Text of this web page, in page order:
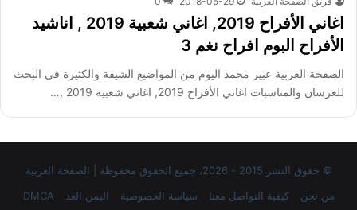
اغاني الأفراح 2019, اغاني شعبية 2019 , اناشيد
الأفراح البوم افراح نغم 3
الصفحة العربية عبير محمد اليوم من المواضيع الشيقة والكثيرة في البحث
للعرسان والمناسبات اغاني الأفراح 2019, اغاني شعبية 2019 ,…
© حقوق النشر 2015 - 2026، جميع الحقوق محفوظة | الصفحة العربية
من نحن
كيفية التواصل معنا سياسة الخصوصية اليمن الغد DMCA